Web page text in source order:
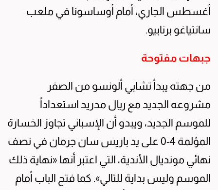
أغسطس الجاري، أمام أوساسونا في ملعب
سانتياغو برنابيو.
جبهات مفتوحة
من جهته يبدأ تشابي ألونسو من الصفر
مشروعه الجديد مع ريال مدريد استعداداً
للموسم الجديد، ويبدو أن الإسباني تجاوز الخسارة
المؤلمة 4-0 على يد باريس سان جرمان في نصف
نهائي مونديال الأندية، التي اعتبر أنها «نهاية ذلك
الموسم وليس بداية للتالي». كما فتح الباب أمام